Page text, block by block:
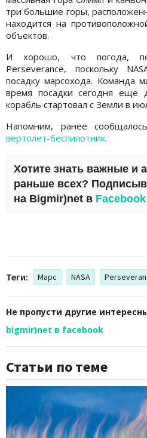
три большие горы,
находится на
объектов.
И хорошо, что погода,
Perseverance, поскольку
посадку марсохода. Команда
время посадки сегодня еще
корабль стартовал с Земли в
Напомним, ранее
вертолет-беспилотник.
Хотите знать важные и
раньше всех?
на Bigmir)net в Facebook
Теги: Марс NASA
Не пропусти другие
bigmir)net в facebook
Статьи по теме